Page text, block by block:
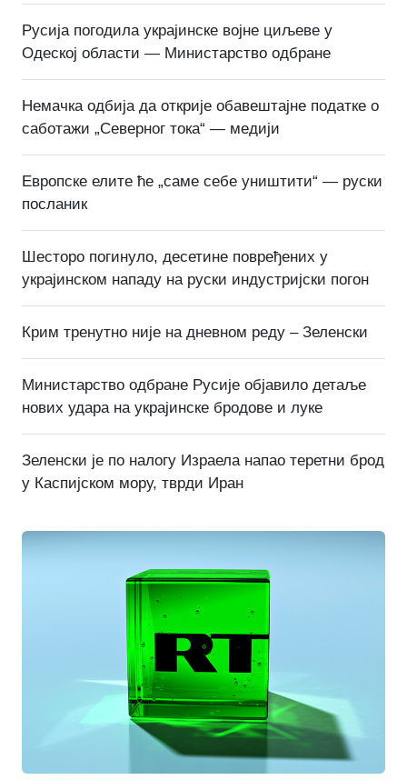
Русија погодила украјинске војне циљеве у
Одеској области — Министарство одбране
Немачка одбија да открије обавештајне податке о
саботажи „Северног тока“ — медији
Европске елите ће „саме себе уништити“ — руски
посланик
Шесторо погинуло, десетине повређених у
украјинском нападу на руски индустријски погон
Крим тренутно није на дневном реду – Зеленски
Министарство одбране Русије објавило детаље
нових удара на украјинске бродове и луке
Зеленски је по налогу Израела напао теретни брод
у Каспијском мору, тврди Иран